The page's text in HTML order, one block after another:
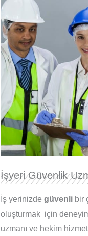
İşyeri Güvenlik
İş yerinizde güvenlibir
oluşturmak için
uzmanı ve hekim